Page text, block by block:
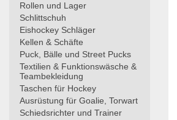
Rollen und Lager
Schlittschuh
Eishockey Schläger
Kellen & Schäfte
Puck, Bälle und Street Pucks
Textilien & Funktionswäsche &
Teambekleidung
Taschen für Hockey
Ausrüstung für Goalie, Torwart
Schiedsrichter und Trainer